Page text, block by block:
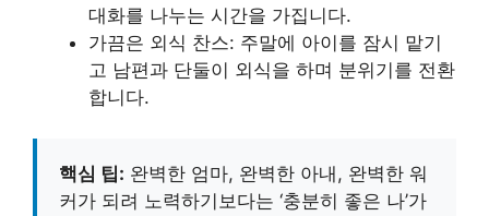
대화를 나누는 시간을 가집니다.
가끔은 외식 찬스: 주말에 아이를 잠시 맡기
고 남편과 단둘이 외식을 하며 분위기를 전환
합니다.
핵심 팁: 완벽한 엄마, 완벽한 아내, 완벽한 워
커가 되려 노력하기보다는 ‘충분히 좋은 나’가